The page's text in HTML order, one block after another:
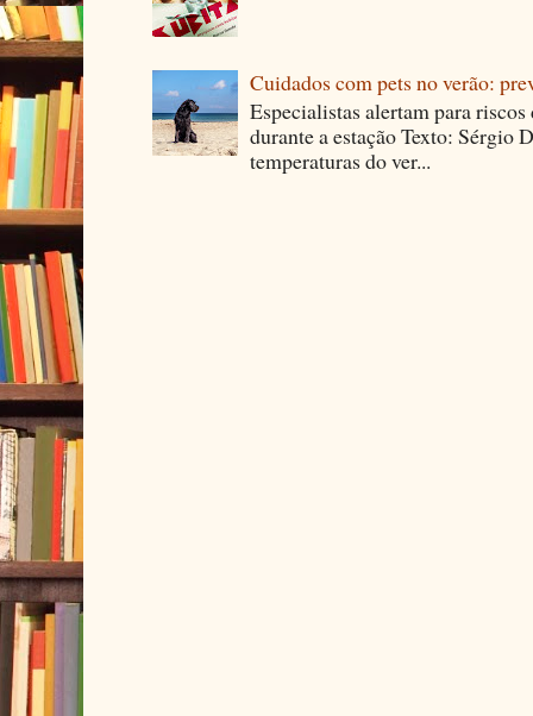
Cuidados com pets no verão:
Especialistas alertam para
durante a estação Texto: Sérgio
temperaturas do ver...